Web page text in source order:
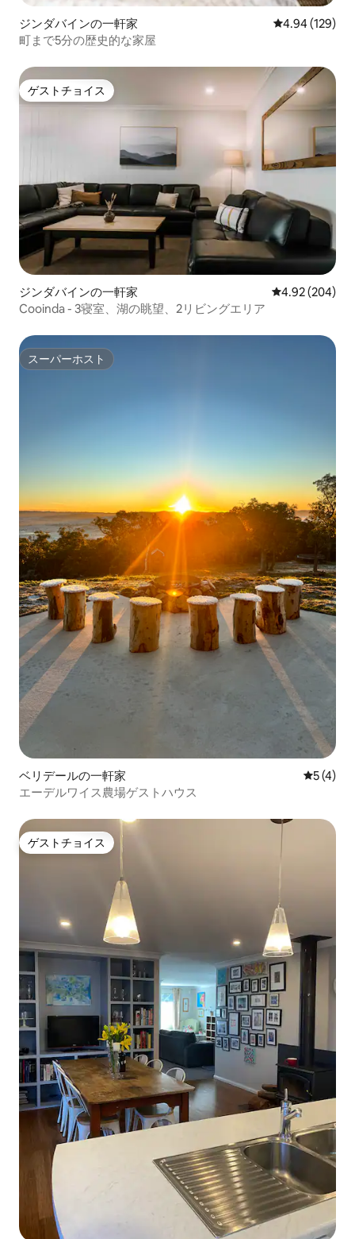
ジンダバインの一軒家 レビュー129
4.94 (129)
町まで5分の歴史的な家屋
ゲストチョイス
ゲストチョイス
ジンダバインの一軒家 レビュー204
4.92 (204)
Cooinda - 3寝室、湖の眺望、2リビングエリア
スーパーホスト
スーパーホスト
ベリデールの一軒家 レビュー
5 (4)
エーデルワイス農場ゲストハウス
ゲストチョイス
ゲストチョイス